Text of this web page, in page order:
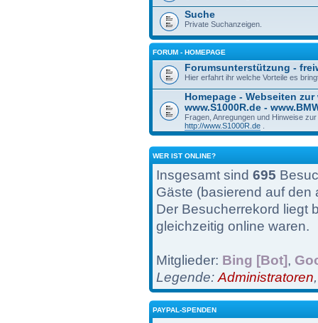
Suche
Private Suchanzeigen.
FORUM - HOMEPAGE
Forumsunterstützung -
Hier erfahrt ihr welche Vorteile es
Homepage - Webseiten zur
www.S1000R.de -
Fragen, Anregungen und Hinweise
http://www.S1000R.de
WER IST ONLINE?
Insgesamt sind 695
Gäste (basierend auf den
Der Besucherrekord liegt
gleichzeitig online waren.
Mitglieder: Bing [Bot],
Legende: Administratoren
PAYPAL-SPENDEN